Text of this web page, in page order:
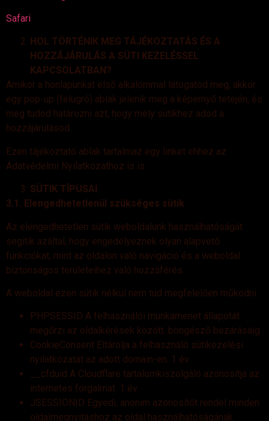
Safari
HOL TÖRTÉNIK MEG TÁJÉKOZTATÁS ÉS A
HOZZÁJÁRULÁS A SÜTI KEZELÉSSEL
KAPCSOLATBAN?
Amikor a honlapunkat első alkalommal látogatod meg, akkor
egy pop-up (felugró) ablak jelenik meg a képernyő tetején, és
meg tudod határozni azt, hogy mely sütikhez adod a
hozzájárulásod.
Ezen tájékoztató ablak tartalmaz egy linket ehhez az
Adatvédelmi Nyilatkozathoz is is.
SÜTIK TÍPUSAI
3.1. Elengedhetetlenül szükséges sütik
Az elengedhetetlen sütik weboldalunk használhatóságát
segítik azáltal, hogy engedélyeznek olyan alapvető
funkciókat, mint az oldalon való navigáció és a weboldal
biztonságos területeihez való hozzáférés.
A weboldal ezen sütik nélkül nem tud megfelelően működni.
PHPSESSID A felhasználói munkamenet állapotát
megőrzi az oldalkérések között. böngésző bezárásáig
CookieConsent Eltárolja a felhasználó sütikezelési
nyilatkozatát az adott domain-en. 1 év
__cfduid A Cloudflare tartalomkiszolgáló azonosítja az
internetes forgalmat. 1 év
JSESSIONID Egyedi, anonim azonosítót rendel minden
oldalmegnyitáshoz az oldal használhatóságának